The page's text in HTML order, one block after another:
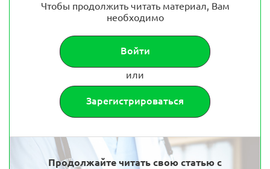
Чтобы продолжить читать материал, Вам
необходимо
Войти
или
Зарегистрироваться
Продолжайте читать свою статью с